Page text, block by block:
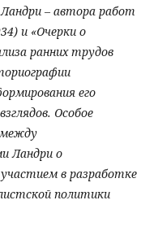
– автора работ
и «Очерки о
ранних трудов
его
Особое
между
Ландри о
в разработке
политики